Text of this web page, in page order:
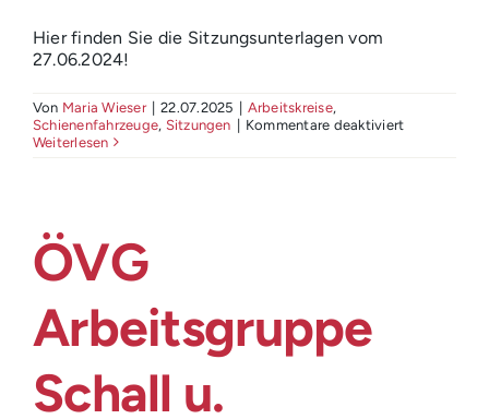
Hier finden Sie die Sitzungsunterlagen vom
27.06.2024!
Von Maria Wieser 22.07.2025 Arbeitskreise,
Schienenfahrzeuge, Sitzungen Kommentare deaktiviertfür
Weiterlesen
ÖVG
Arbeitsgruppe
Schall u.